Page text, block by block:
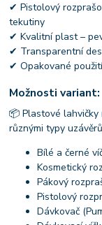
✔ Pistolový
tekutiny
✔ Kvalitní plast –
✔ Transparentní
✔ Opakované
Možnosti variant:
📦 Plastové lahvičky
různými typy
Bílé a černé
Kosmetický
Pákový
Pistolový
Dávkovač